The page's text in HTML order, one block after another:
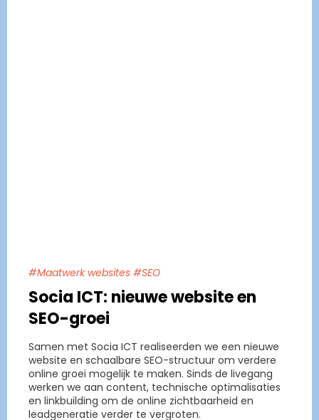
#Maatwerk websites #SEO
Socia ICT: nieuwe website en
SEO-groei
Samen met Socia ICT realiseerden we een nieuwe
website en schaalbare SEO-structuur om verdere
online groei mogelijk te maken. Sinds de livegang
werken we aan content, technische optimalisaties
en linkbuilding om de online zichtbaarheid en
leadgeneratie verder te vergroten.